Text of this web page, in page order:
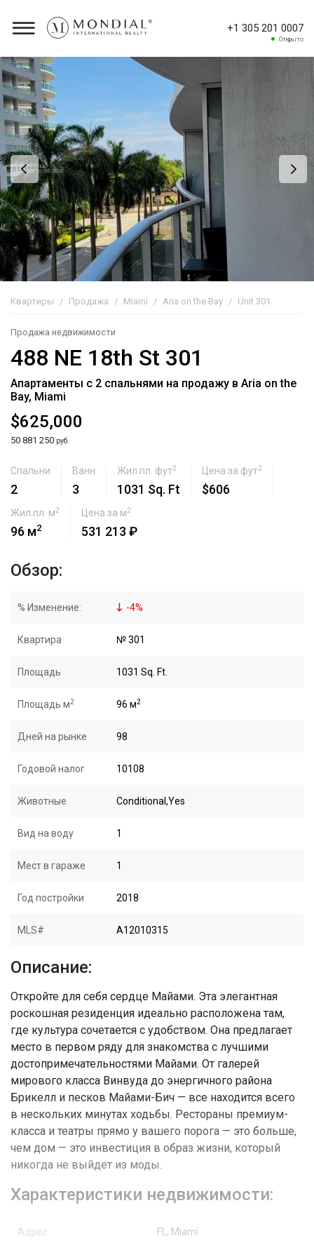
+1 305 201 0007
Открыто
Квартиры Продажа Miami Aria on the Bay Unit 301
Продажа недвижимости
488 NE 18th St 301
Апартаменты с 2 спальнями на продажу в Aria on the
Bay, Miami
$625,000
50 881 250 руб.
Спальни
2
Ванн
3
Жил.пл. фут2
1031 Sq. Ft
Цена за фут2
$606
Жил.пл. м2
96 м2
Цена за м2
531 213 ₽
Обзор:
% Изменение: -4%
Квартира № 301
Площадь 1031 Sq. Ft.
Площадь м2 96 м2
Дней на рынке 98
Годовой налог 10108
Животные Conditional,Yes
Вид на воду 1
Мест в гараже 1
Год постройки 2018
MLS# A12010315
Описание:
Откройте для себя сердце Майами. Эта элегантная
роскошная резиденция идеально расположена там,
где культура сочетается с удобством. Она предлагает
место в первом ряду для знакомства с лучшими
достопримечательностями Майами. От галерей
мирового класса Винвуда до энергичного района
Брикелл и песков Майами-Бич — все находится всего
в нескольких минутах ходьбы. Рестораны премиум-
класса и театры прямо у вашего порога — это больше,
чем дом — это инвестиция в образ жизни, который
никогда не выйдет из моды.
Характеристики недвижимости:
Адрес FL, Miami